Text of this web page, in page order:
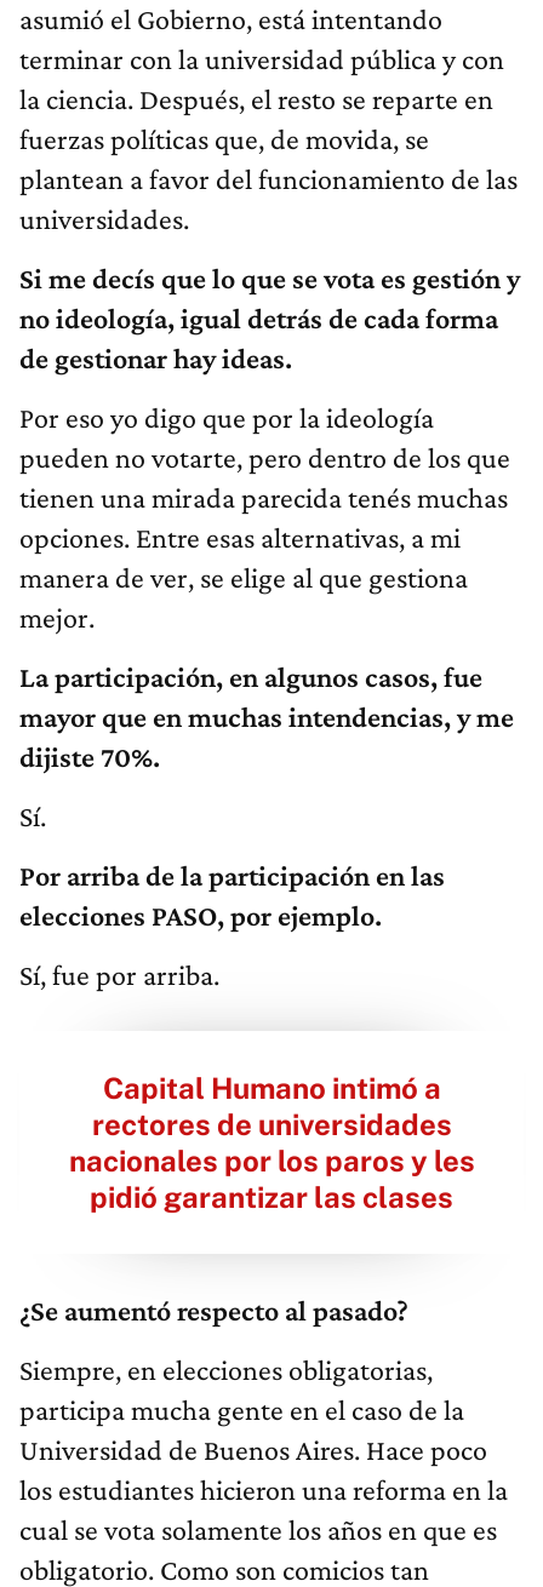
asumió el Gobierno, está intentando
terminar con la universidad pública y con
la ciencia. Después, el resto se reparte en
fuerzas políticas que, de movida, se
plantean a favor del funcionamiento de las
universidades.
Si me decís que lo que se vota es gestión y
no ideología, igual detrás de cada forma
de gestionar hay ideas.
Por eso yo digo que por la ideología
pueden no votarte, pero dentro de los que
tienen una mirada parecida tenés muchas
opciones. Entre esas alternativas, a mi
manera de ver, se elige al que gestiona
mejor.
La participación, en algunos casos, fue
mayor que en muchas intendencias, y me
dijiste 70%.
Sí.
Por arriba de la participación en las
elecciones PASO, por ejemplo.
Sí, fue por arriba.
Capital Humano intimó a
rectores de universidades
nacionales por los paros y les
pidió garantizar las clases
¿Se aumentó respecto al pasado?​
Siempre, en elecciones obligatorias,
participa mucha gente en el caso de la
Universidad de Buenos Aires. Hace poco
los estudiantes hicieron una reforma en la
cual se vota solamente los años en que es
obligatorio. Como son comicios tan